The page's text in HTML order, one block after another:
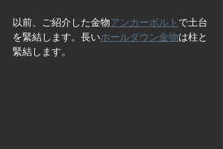
以前、ご紹介した金物アンカーボルト で土台
を緊結します。長いホールダウン金物は柱と
緊結します。